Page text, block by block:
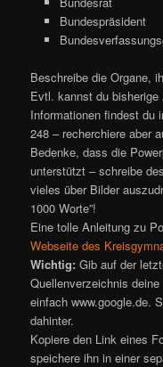
Bundespräsident
Beschreibe die Organe,
Evtl. kannst du
Informationen findest du
248 – recherchiere aber
Bedenke, dass die
unterstützt – schreibe
vieles über Bilder
1000 Worte”!
Eine tolle Anleitung zu
Webseite des
Wichtig: Gib auf der
Quellenverzeichnis
einfach www.google.de.
dahinter.
Kopiere den Link eines
speichere ihn in einer